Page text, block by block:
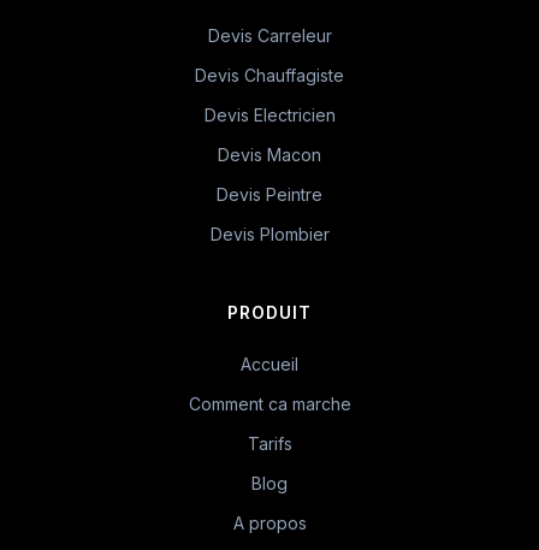
Devis Carreleur
Devis Chauffagiste
Devis Electricien
Devis Macon
Devis Peintre
Devis Plombier
PRODUIT
Accueil
Comment ca marche
Tarifs
Blog
A propos